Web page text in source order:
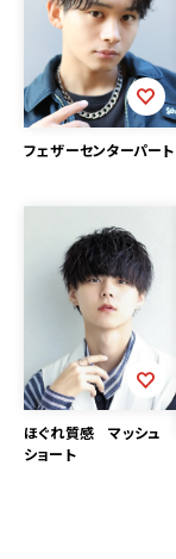
フェザーセンターパート
ほぐれ質感 マッシュ
ショート